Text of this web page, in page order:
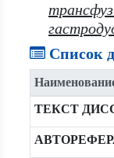
Список
ТЕКСТ